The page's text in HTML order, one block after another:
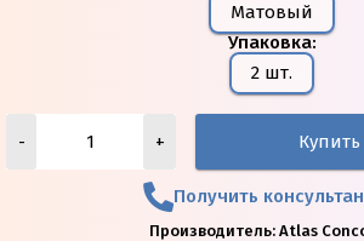
Матовый
Упаковка:
2 шт.
- + Купить
Получить
Производитель: Atlas